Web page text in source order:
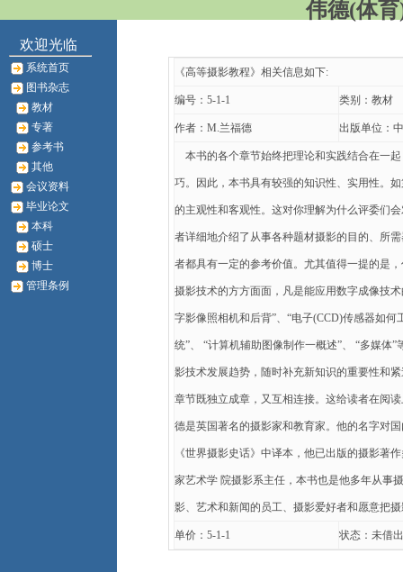
伟德(体
欢迎光临
系统首页
图书杂志
教材
专著
参考书
其他
会议资料
毕业论文
本科
硕士
博士
管理条例
《高等摄影教程》相关信息如下:
编号：5-1-1 类别：教材
作者：M.兰福德 出版单位：
本书的各个章节始终把理论和实践结合在一
巧。因此，本书具有较强的知识性、实用性。
的主观性和客观性。这对你理解为什么评委们
者详细地介绍了从事各种题材摄影的目的、所
者都具有一定的参考价值。尤其值得一提的是
摄影技术的方方面面，凡是能应用数字成像技
字影像照相机和后背”、“电子(CCD)传感器如何
统”、 “计算机辅助图像制作一概述”、 “多媒体
影技术发展趋势，随时补充新知识的重要性和
章节既独立成章，又互相连接。这给读者在阅
德是英国著名的摄影家和教育家。他的名字对
《世界摄影史话》中译本，他已出版的摄影著
家艺术学 院摄影系主任，本书也是他多年从事
影、艺术和新闻的员工、摄影爱好者和愿意把
单价：5-1-1 状态：未借出